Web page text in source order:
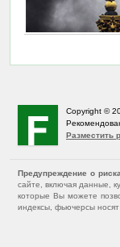
Copyright ©
Разместить
Предупреждение о
сайте, включая данные,
которые Вы можете
индексы, фьючерсы носят